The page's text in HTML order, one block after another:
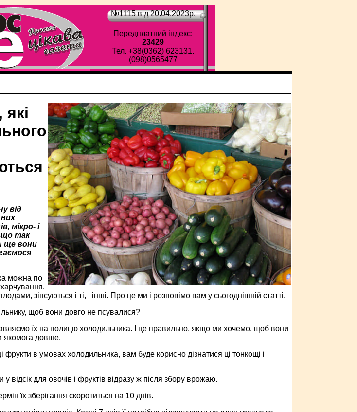
№1115 від 20.04.2023p.
Передплатний індекс:
23429
Тел. +38(0362) 623131,
(098)0565477
від
них
мікро- і
що так
ще вони
можна по
зіпсуються і ті, і інші. Про це ми і розповімо вам у сьогоднішній статті.
щоб вони довго не псувалися?
їх на полицю холодильника. І це правильно, якщо ми хочемо, щоб вони
якомога довше.
фрукти в умовах холодильника, вам буде корисно дізнатися ці тонкощі і
у відсік для овочів і фруктів відразу ж після збору врожаю.
їх зберігання скоротиться на 10 днів.